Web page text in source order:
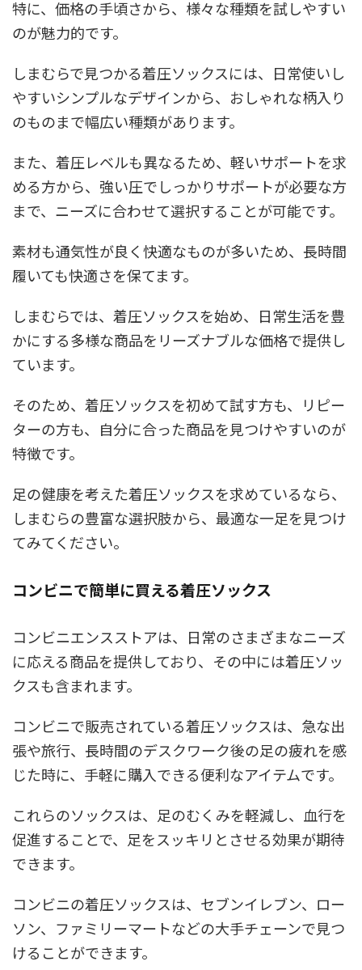
特に、価格の手頃さから、様々な種類を試しやすい
のが魅力的です。
しまむらで見つかる着圧ソックスには、日常使いし
やすいシンプルなデザインから、おしゃれな柄入り
のものまで幅広い種類があります。
また、着圧レベルも異なるため、軽いサポートを求
める方から、強い圧でしっかりサポートが必要な方
まで、ニーズに合わせて選択することが可能です。
素材も通気性が良く快適なものが多いため、長時間
履いても快適さを保てます。
しまむらでは、着圧ソックスを始め、日常生活を豊
かにする多様な商品をリーズナブルな価格で提供し
ています。
そのため、着圧ソックスを初めて試す方も、リピー
ターの方も、自分に合った商品を見つけやすいのが
特徴です。
足の健康を考えた着圧ソックスを求めているなら、
しまむらの豊富な選択肢から、最適な一足を見つけ
てみてください。
コンビニで簡単に買える着圧ソックス
コンビニエンスストアは、日常のさまざまなニーズ
に応える商品を提供しており、その中には着圧ソッ
クスも含まれます。
コンビニで販売されている着圧ソックスは、急な出
張や旅行、長時間のデスクワーク後の足の疲れを感
じた時に、手軽に購入できる便利なアイテムです。
これらのソックスは、足のむくみを軽減し、血行を
促進することで、足をスッキリとさせる効果が期待
できます。
コンビニの着圧ソックスは、セブンイレブン、ロー
ソン、ファミリーマートなどの大手チェーンで見つ
けることができます。